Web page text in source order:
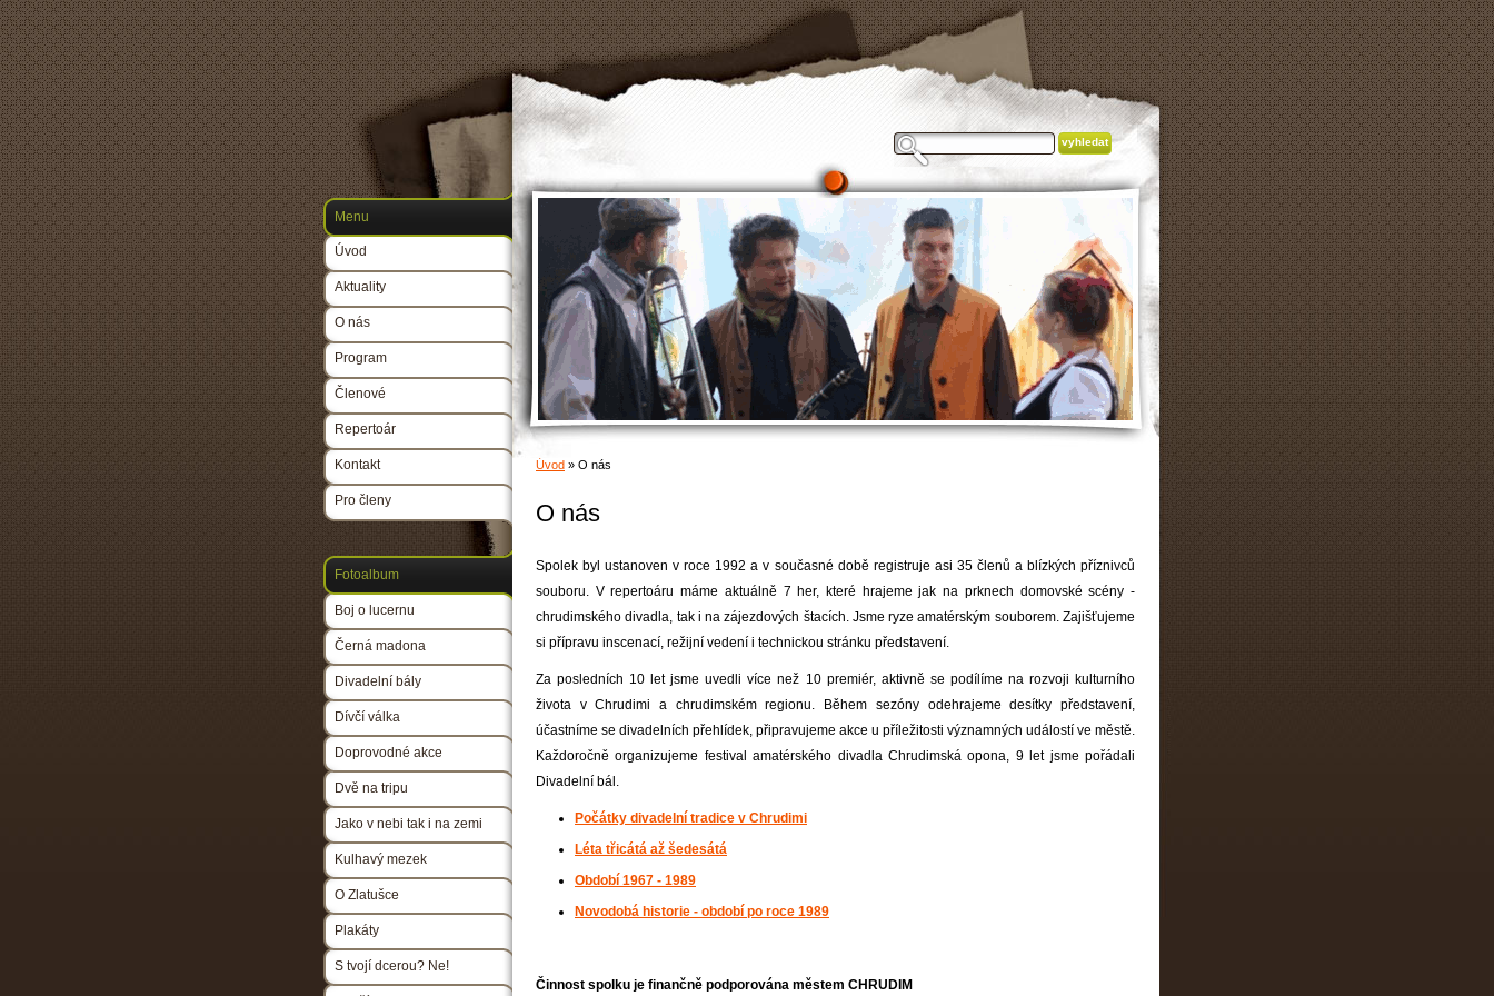
Úvod » O nás
O nás
Spolek byl ustanoven v roce 1992 a v současné době registruje asi 35 členů a blízkých příznivců
souboru. V repertoáru máme aktuálně 7 her, které hrajeme jak na prknech domovské scény -
chrudimského divadla, tak i na zájezdových štacích. Jsme ryze amatérským souborem. Zajišťujeme
si přípravu inscenací, režijní vedení i technickou stránku představení.
Za posledních 10 let jsme uvedli více než 10 premiér, aktivně se podílíme na rozvoji kulturního
života v Chrudimi a chrudimském regionu. Během sezóny odehrajeme desítky představení,
účastníme se divadelních přehlídek, připravujeme akce u příležitosti významných událostí ve městě.
Každoročně organizujeme festival amatérského divadla Chrudimská opona, 9 let jsme pořádali
Divadelní bál.
Počátky divadelní tradice v Chrudimi
Léta třicátá až šedesátá
Období 1967 - 1989
Novodobá historie - období po roce 1989
​Činnost spolku je finančně podporována městem CHRUDIM
Menu
Úvod
Aktuality
O nás
Program
Členové
Repertoár
Kontakt
Pro členy
Fotoalbum
Boj o lucernu
Černá madona
Divadelní bály
Dívčí válka
Doprovodné akce
Dvě na tripu
Jako v nebi tak i na zemi
Kulhavý mezek
O Zlatušce
Plakáty
S tvojí dcerou? Ne!